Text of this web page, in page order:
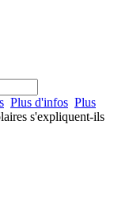
Plus d'infos Plus
s'expliquent-ils